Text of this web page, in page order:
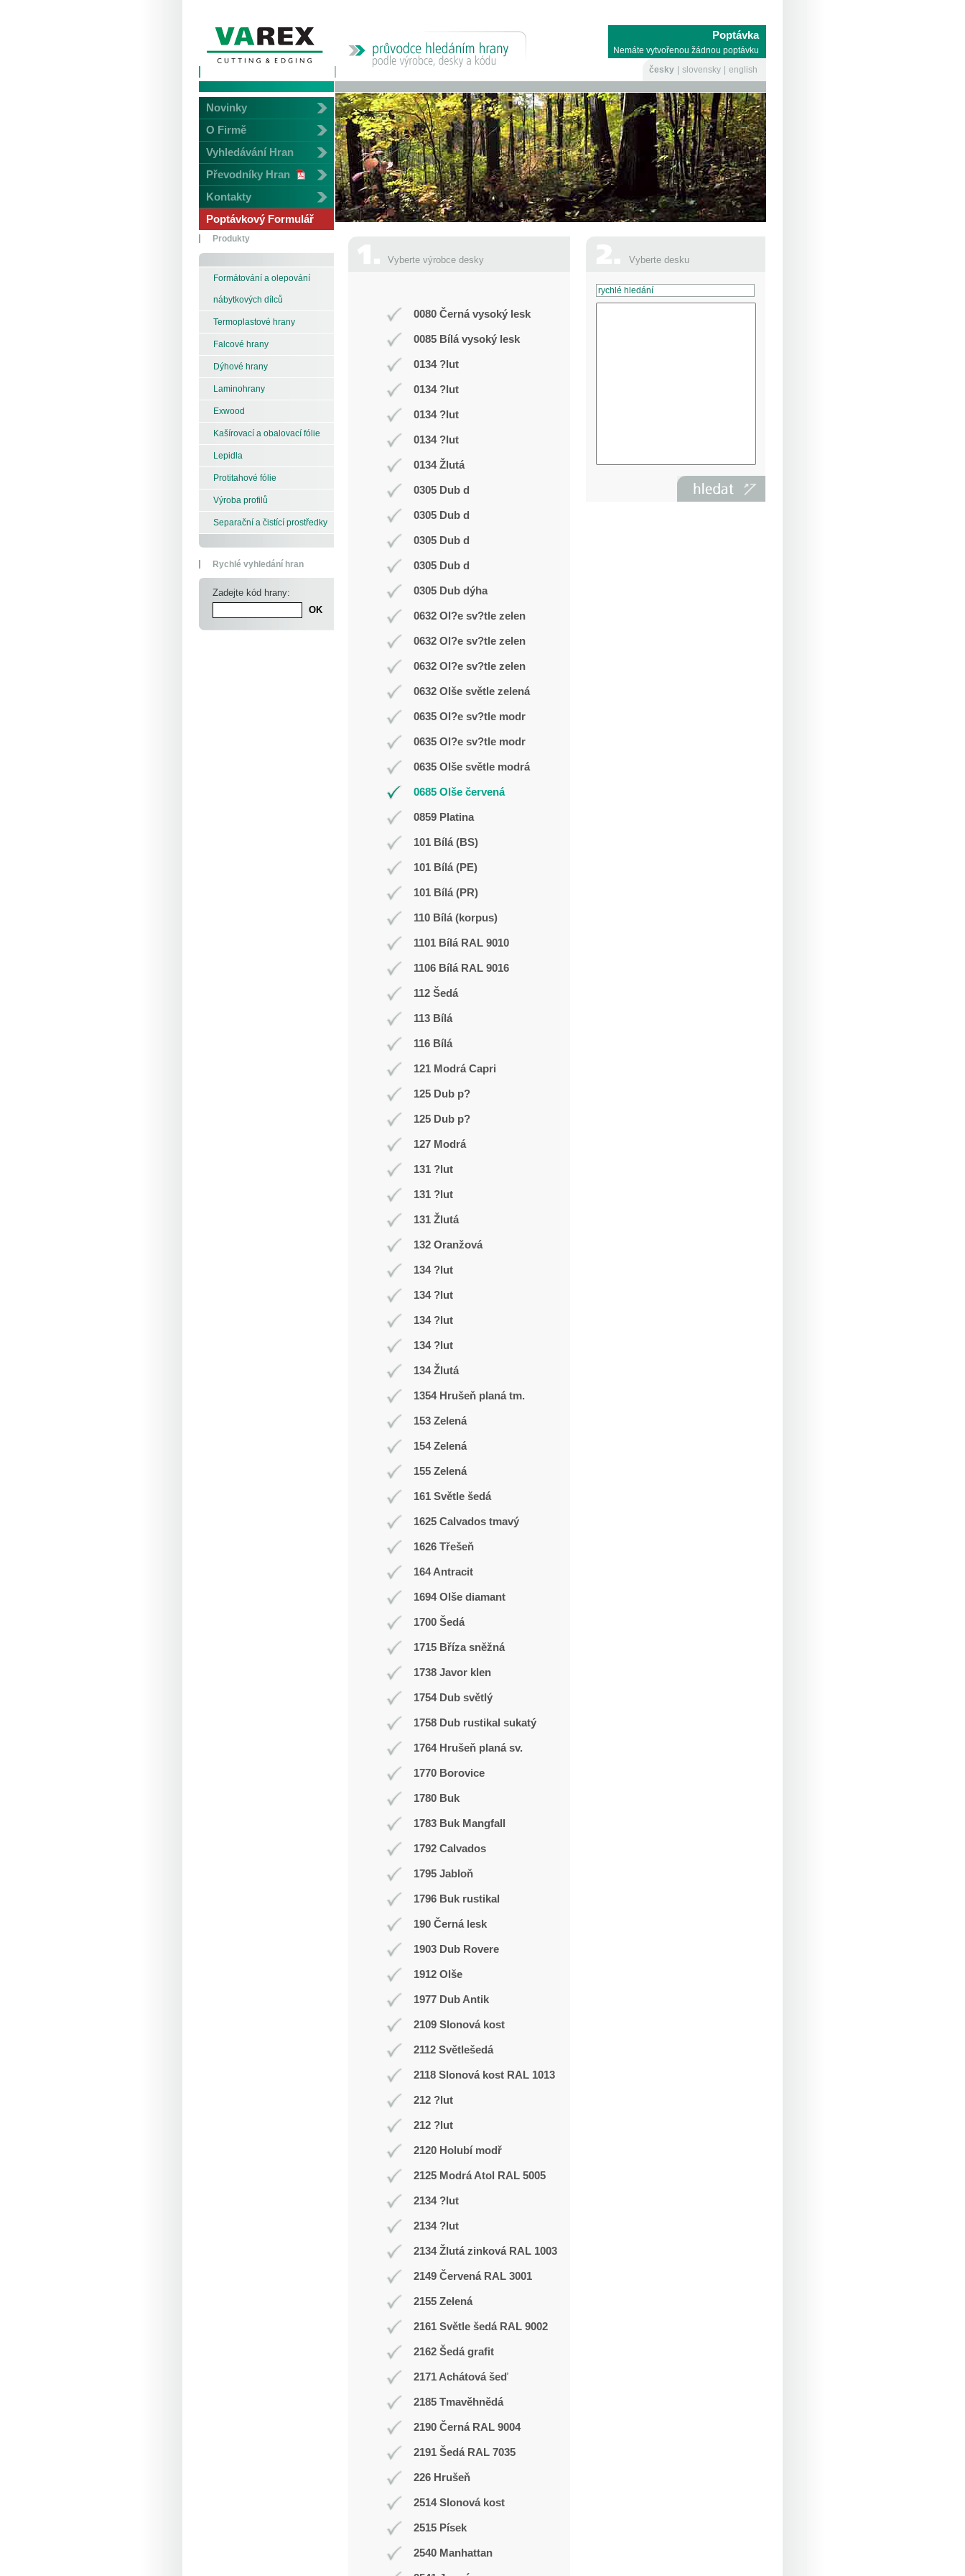
Novinky
O Firmě
Vyhledávání Hran
Převodníky Hran
Kontakty
Poptávkový Formulář
Poptávka
Nemáte vytvořenou žádnou poptávku
česky
slovensky english
Produkty
Formátování a olepování
nábytkových dílců
Termoplastové hrany
Falcové hrany
Dýhové hrany
Laminohrany
Exwood
Kašírovací a obalovací fólie
Lepidla
Protitahové fólie
Výroba profilů
Separační a čistící prostředky
Rychlé vyhledání hran
Zadejte kód hrany:
Vyberte výrobce desky
0080 Černá vysoký lesk
0085 Bílá vysoký lesk
0134 ?lut
0134 ?lut
0134 ?lut
0134 ?lut
0134 Žlutá
0305 Dub d
0305 Dub d
0305 Dub d
0305 Dub d
0305 Dub dýha
0632 Ol?e sv?tle zelen
0632 Ol?e sv?tle zelen
0632 Ol?e sv?tle zelen
0632 Olše světle zelená
0635 Ol?e sv?tle modr
0635 Ol?e sv?tle modr
0635 Olše světle modrá
0685 Olše červená
0859 Platina
101 Bílá (BS)
101 Bílá (PE)
101 Bílá (PR)
110 Bílá (korpus)
1101 Bílá RAL 9010
1106 Bílá RAL 9016
112 Šedá
113 Bílá
116 Bílá
121 Modrá Capri
125 Dub p?
125 Dub p?
127 Modrá
131 ?lut
131 ?lut
131 Žlutá
132 Oranžová
134 ?lut
134 ?lut
134 ?lut
134 ?lut
134 Žlutá
1354 Hrušeň planá tm.
153 Zelená
154 Zelená
155 Zelená
161 Světle šedá
1625 Calvados tmavý
1626 Třešeň
164 Antracit
1694 Olše diamant
1700 Šedá
1715 Bříza sněžná
1738 Javor klen
1754 Dub světlý
1758 Dub rustikal sukatý
1764 Hrušeň planá sv.
1770 Borovice
1780 Buk
1783 Buk Mangfall
1792 Calvados
1795 Jabloň
1796 Buk rustikal
190 Černá lesk
1903 Dub Rovere
1912 Olše
1977 Dub Antik
2109 Slonová kost
2112 Světlešedá
2118 Slonová kost RAL 1013
212 ?lut
212 ?lut
2120 Holubí modř
2125 Modrá Atol RAL 5005
2134 ?lut
2134 ?lut
2134 Žlutá zinková RAL 1003
2149 Červená RAL 3001
2155 Zelená
2161 Světle šedá RAL 9002
2162 Šedá grafit
2171 Achátová šeď
2185 Tmavěhnědá
2190 Černá RAL 9004
2191 Šedá RAL 7035
226 Hrušeň
2514 Slonová kost
2515 Písek
2540 Manhattan
Vyberte desku